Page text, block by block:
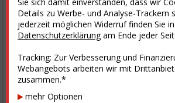
Details zu Werbe- und Analyse-Trackern
jederzeit möglichen Widerruf finden Sie
Datenschutzerklärungam Ende jeder
Tracking: Zur Verbesserung und
Webangebots arbeiten wir mit
zusammen.*
mehr Optionen
Einige Themen der E&M-Ausgabe 06-2023 vom
weiterlesen
Einkaufen bei E&M
zum E&M-Shop